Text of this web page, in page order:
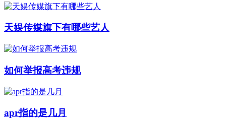
天娱传媒旗下有哪些艺人
如何举报高考违规
apr指的是几月